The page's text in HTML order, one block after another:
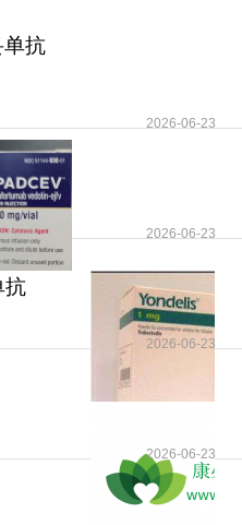
单抗
2026-06-23
抗
2026-06-23
2026-06-23
2026-06-23